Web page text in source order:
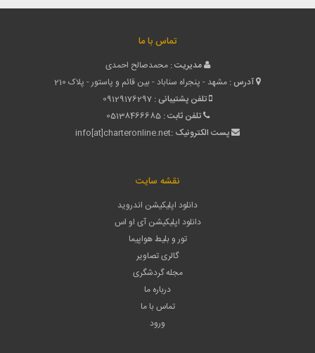
تماس با ما
مدیریت : محمدصالح احمدی
آدرس : مشهد - پنجراه سناباد - بین قائم و پاستور - پلاک 210
تلفن پشتیبانی : 09129176297
تلفن ثابت : 05138466685
پست الکترونیک :info[at]charteronline.net
نقشه سایت
دانلود اپلیکیشن اندروید
دانلود اپلیکیشن آی او اس
تور و بلیط هواپیما
گالری تصاویر
مجله گردشگری
درباره ما
تماس با ما
ورود